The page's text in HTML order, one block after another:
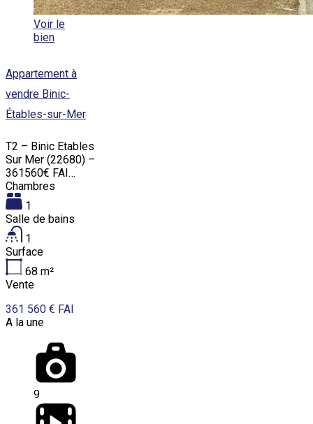
Voir le
bien
Appartement à
vendre Binic-
Étables-sur-Mer
T2 – Binic Etables
Sur Mer (22680) –
361560€ FAI…
Chambres
1
Salle de bains
1
Surface
68 m²
Vente
361 560 € FAI
A la une
9